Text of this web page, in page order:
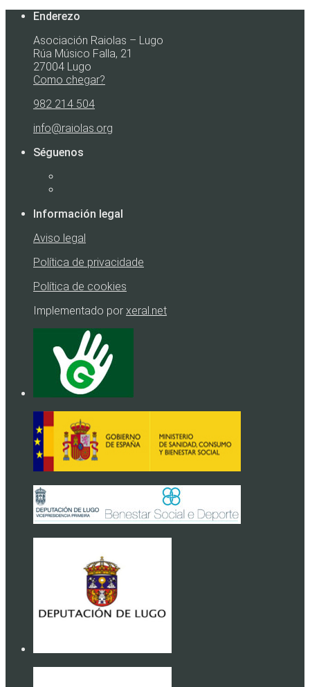
Enderezo
Asociación Raiolas – Lugo
Rúa Músico Falla, 21
27004 Lugo
Como chegar?
982 214 504
info@raiolas.org
Séguenos
Información legal
Aviso legal
Política de privacidade
Política de cookies
Implementado por xeral.net